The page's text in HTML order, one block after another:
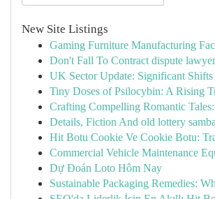
New Site Listings
Gaming Furniture Manufacturing
Don't Fall To Contract dispute
UK Sector Update: Significant Shifts
Tiny Doses of Psilocybin: A Rising
Crafting Compelling Romantic
Details, Fiction And old lottery
Hit Botu Cookie Ve Cookie Botu:
Commercial Vehicle Maintenance
Dự Đoán Loto Hôm Nay
Sustainable Packaging Remedies: